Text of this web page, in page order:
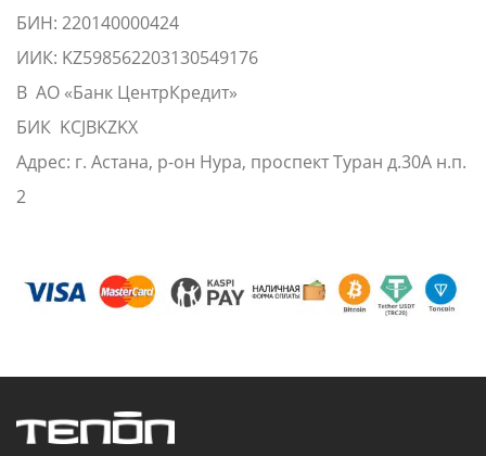
БИН: 220140000424
ИИК: KZ598562203130549176
В АО «Банк ЦентрКредит»
БИК KCJBKZKX
Адрес: г. Астана, р-он Нура, проспект Туран д.30А н.п.
2